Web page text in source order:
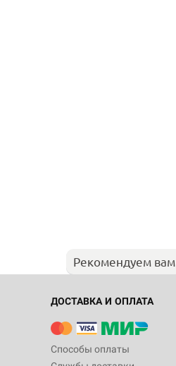
Рекомендуем вам
ДОСТАВКА И ОПЛАТА
Способы оплаты